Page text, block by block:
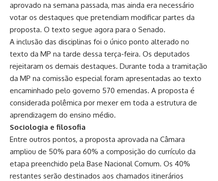
aprovado na semana passada, mas ainda era necessário
votar os destaques que pretendiam modificar partes da
proposta. O texto segue agora para o Senado.
A inclusão das disciplinas foi o único ponto alterado no
texto da MP na tarde dessa terça-feira. Os deputados
rejeitaram os demais destaques. Durante toda a tramitação
da MP na comissão especial foram apresentadas ao texto
encaminhado pelo governo 570 emendas. A proposta é
considerada polêmica por mexer em toda a estrutura de
aprendizagem do ensino médio.
Sociologia e filosofia
Entre outros pontos, a proposta aprovada na Câmara
ampliou de 50% para 60% a composição do currículo da
etapa preenchido pela Base Nacional Comum. Os 40%
restantes serão destinados aos chamados itinerários